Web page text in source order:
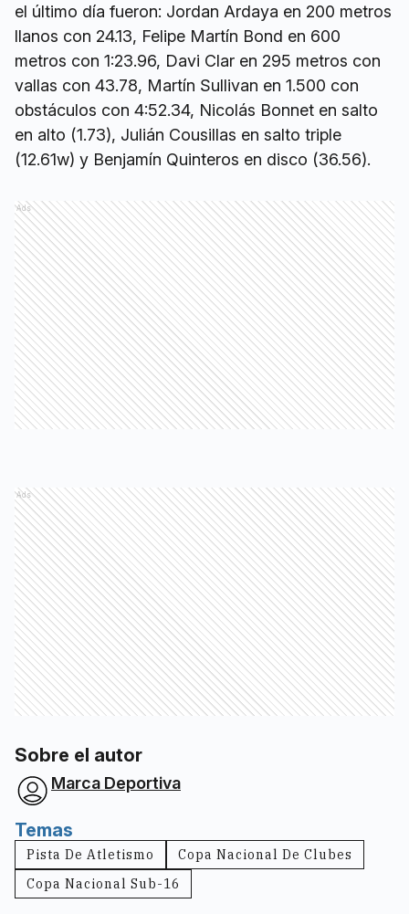
el último día fueron: Jordan Ardaya en 200 metros
llanos con 24.13, Felipe Martín Bond en 600
metros con 1:23.96, Davi Clar en 295 metros con
vallas con 43.78, Martín Sullivan en 1.500 con
obstáculos con 4:52.34, Nicolás Bonnet en salto
en alto (1.73), Julián Cousillas en salto triple
(12.61w) y Benjamín Quinteros en disco (36.56).
Ads
Ads
Sobre el autor
Marca Deportiva
Temas
Pista De Atletismo
Copa Nacional De Clubes
Copa Nacional Sub-16